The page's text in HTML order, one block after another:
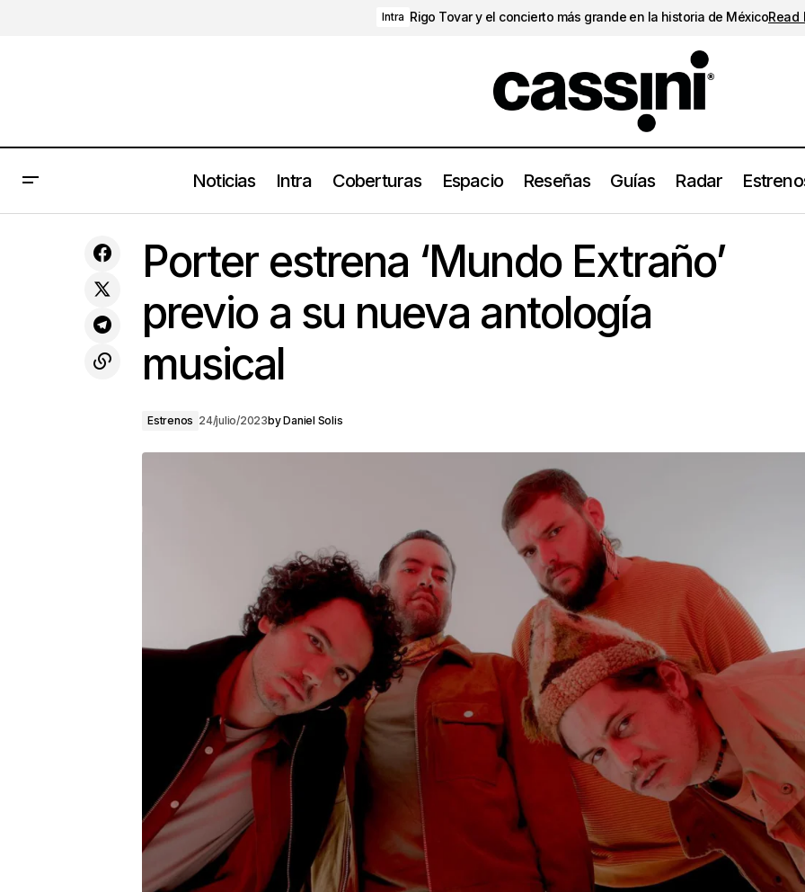
Intra Rigo Tovar y el concierto más grande en la historia de MéxicoRead
Noticias Intra Coberturas Espacio Reseñas Guías Radar
1975 vetados de Malasia
Porter estrena ‘Mundo Extraño’ previo a su nueva antología
Porter estrena ‘Mundo Extraño’
previo a su nueva antología
musical
Estrenos 24/julio/2023byDaniel Solis